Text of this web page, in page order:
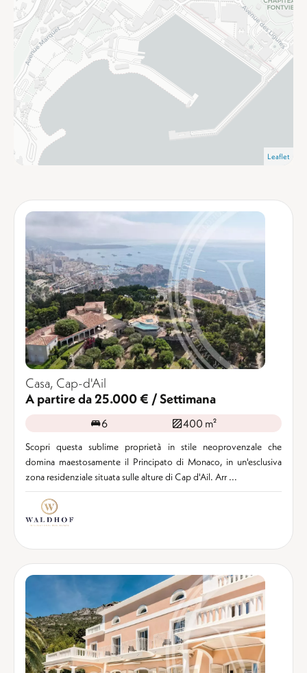
Leaflet
Casa, Cap-d'Ail
A partire da 25.000 € / Settimana
6 400 m²
Scopri questa sublime proprietà in stile neoprovenzale che
domina maestosamente il Principato di Monaco, in un'esclusiva
zona residenziale situata sulle alture di Cap d'Ail. Arr ...